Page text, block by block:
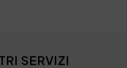
SERVIZI